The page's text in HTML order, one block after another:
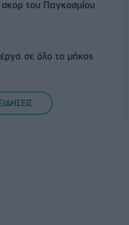
του Παγκοσμίου
σε όλο το μήκος